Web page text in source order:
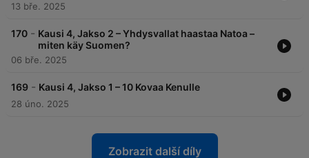
13 bře. 2025
170 - Kausi 4, Jakso 2 – Yhdysvallat haastaa Natoa –
miten käy Suomen?
06 bře. 2025
169 - Kausi 4, Jakso 1 – 10 Kovaa Kenulle
28 úno. 2025
Zobrazit další díly